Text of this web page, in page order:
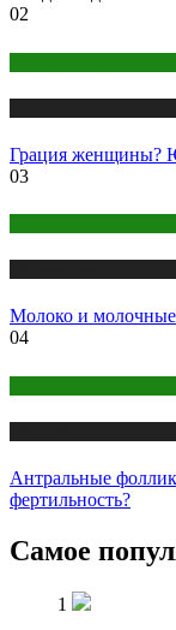
02
Грация женщины?
03
Молоко и молочные
04
Антральные
фертильность?
Самое
1